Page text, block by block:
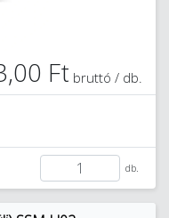
Ft bruttó / db.
db.